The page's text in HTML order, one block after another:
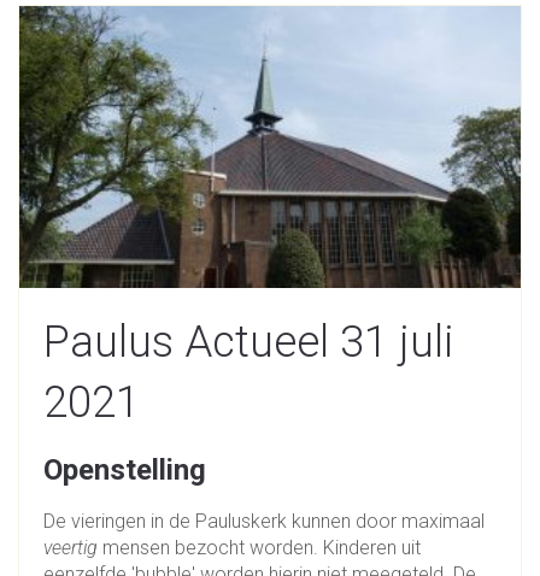
Paulus Actueel 31 juli
2021
Openstelling
De vieringen in de Pauluskerk kunnen door maximaal
veertig mensen bezocht worden. Kinderen uit